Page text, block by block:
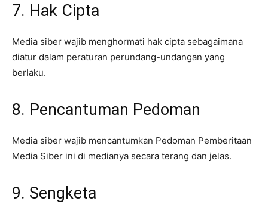
7. Hak Cipta
Media siber wajib menghormati hak cipta sebagaimana
diatur dalam peraturan perundang-undangan yang
berlaku.
8. Pencantuman Pedoman
Media siber wajib mencantumkan Pedoman Pemberitaan
Media Siber ini di medianya secara terang dan jelas.
9. Sengketa